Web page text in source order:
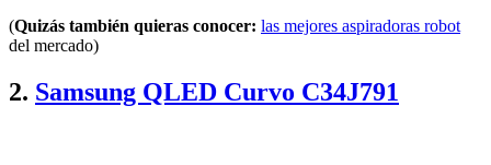
(Quizás también quieras conocer: las mejores aspiradoras robot
del mercado)
2. Samsung QLED Curvo C34J791